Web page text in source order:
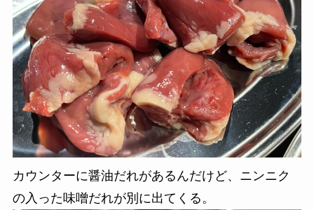
カウンターに醤油だれがあるんだけど、ニンニク
の入った味噌だれが別に出てくる。